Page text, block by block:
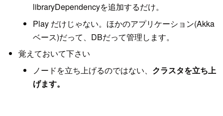
libraryDependencyを追加するだけ。
Play だけじゃない。ほかのアプリケーション(Akka
ベース)だって、DBだって管理します。
覚えておいて下さい
ノードを立ち上げるのではない、 クラスタを立ち上
げます。